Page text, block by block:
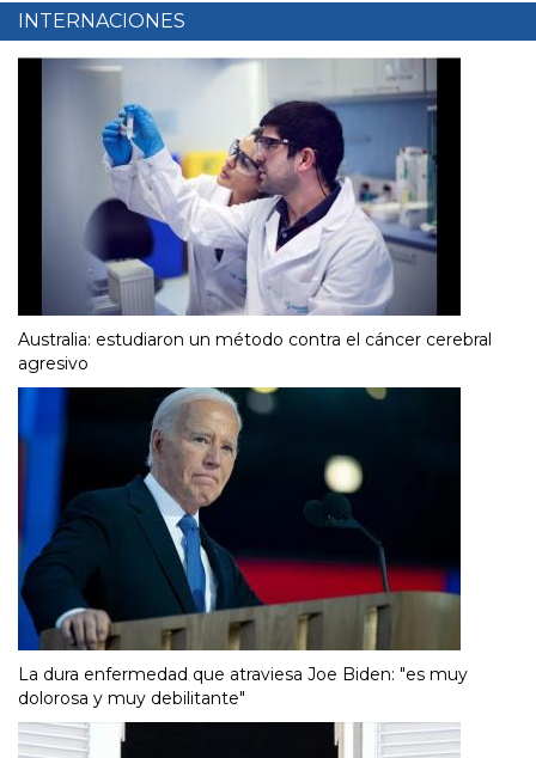
INTERNACIONES
Australia: estudiaron un método contra el cáncer cerebral
agresivo
La dura enfermedad que atraviesa Joe Biden: "es muy
dolorosa y muy debilitante"